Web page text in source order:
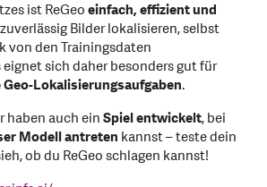
ist ReGeoeinfach, effizient und
Bilder lokalisieren, selbst
von den Trainingsdaten
sich daher besonders gut für
Lokalisierungsaufgaben.
haben auch einSpiel entwickelt, bei
Modell antreten kannst – teste dein
ob du ReGeo schlagen kannst!